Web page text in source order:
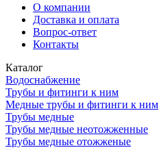
О компании
Доставка и оплата
Вопрос-ответ
Контакты
Каталог
Водоснабжение
Трубы и фитинги к ним
Медные трубы и фитинги к ним
Трубы медные
Трубы медные неотожженные
Трубы медные отожженые